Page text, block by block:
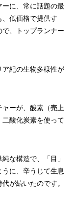
に、常に話題の最
低価格で提供す
、トップランナー
紀の生物多様性が
ーが、酸素（売上
酸化炭素を使って
な構造で、「目」
に、辛うじて生息
が続いたのです。